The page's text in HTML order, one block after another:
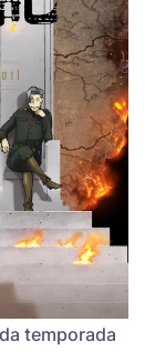
temporada